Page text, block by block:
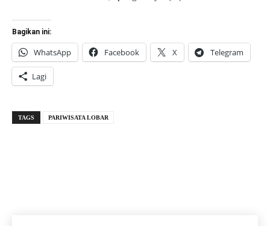
Bagikan ini:
WhatsApp Facebook X Telegram
Lagi
TAGS PARIWISATA LOBAR